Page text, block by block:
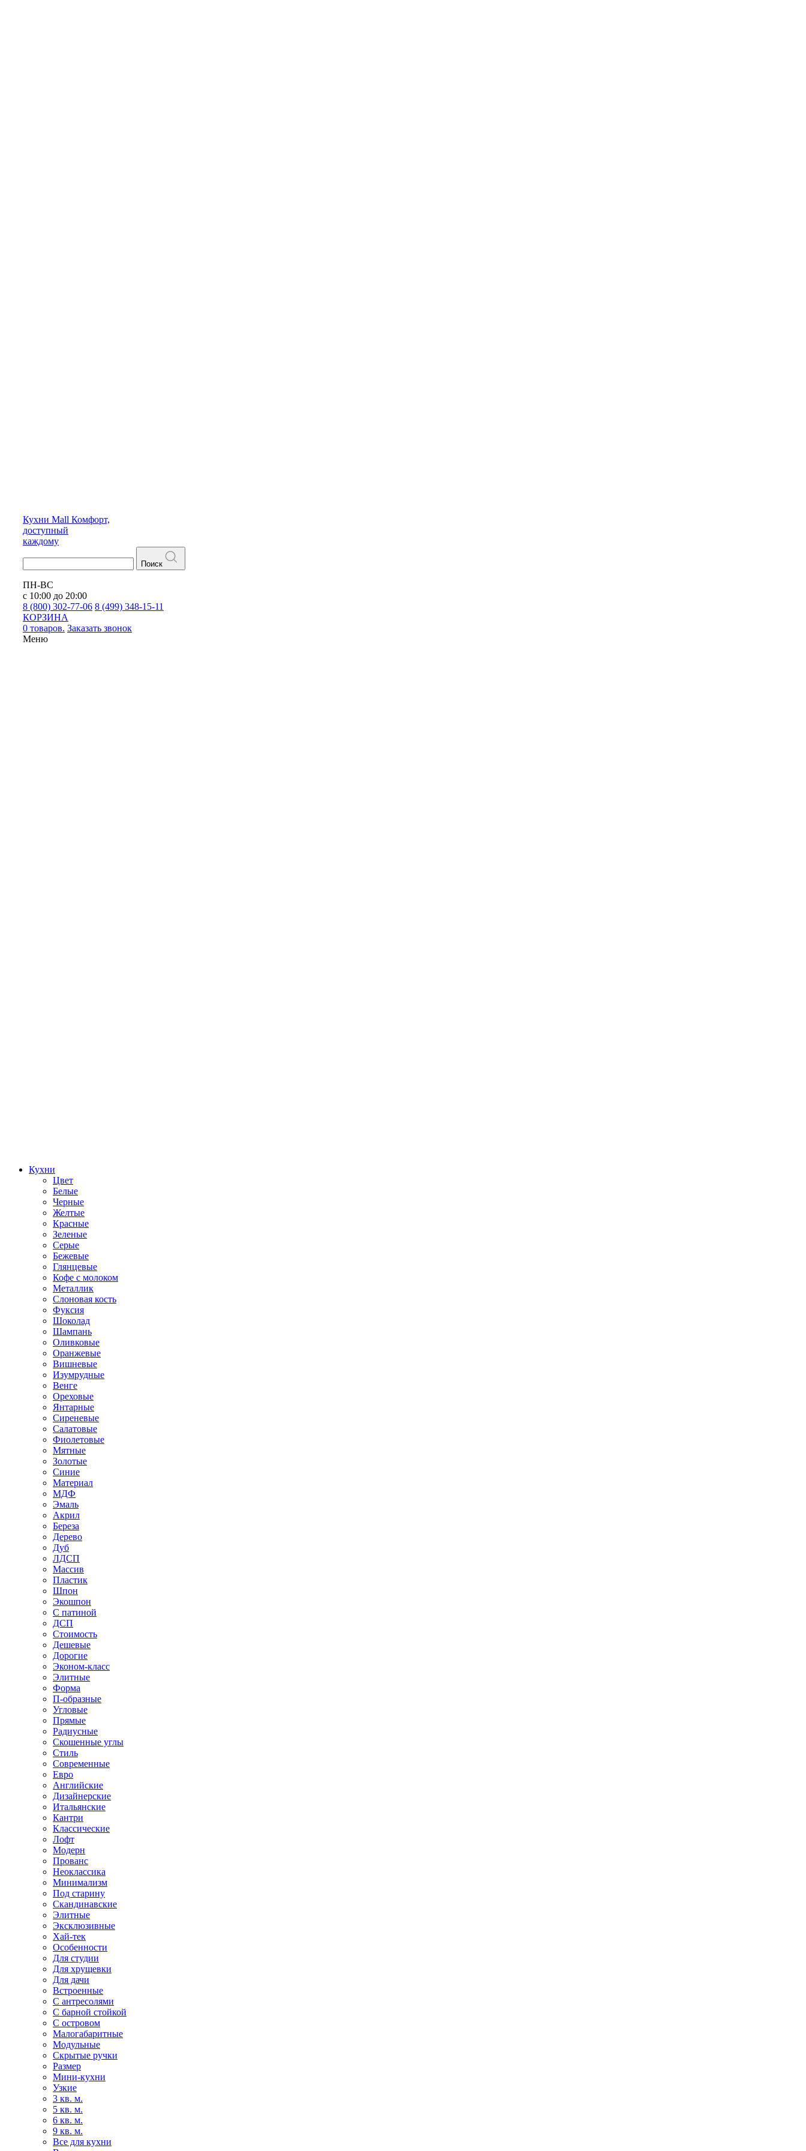
Кухни Mall Комфорт,
доступный
каждому
Поиск
ПН-ВС
с 10:00 до 20:00
8 (800) 302-77-06 8 (499) 348-15-11
КОРЗИНА
0 товаров. Заказать звонок
Меню
Кухни
Цвет
Белые
Черные
Желтые
Красные
Зеленые
Серые
Бежевые
Глянцевые
Кофе с молоком
Металлик
Слоновая кость
Фуксия
Шоколад
Шампань
Оливковые
Оранжевые
Вишневые
Изумрудные
Венге
Ореховые
Янтарные
Сиреневые
Салатовые
Фиолетовые
Мятные
Золотые
Синие
Материал
МДФ
Эмаль
Акрил
Береза
Дерево
Дуб
ЛДСП
Массив
Пластик
Шпон
Экошпон
С патиной
ДСП
Стоимость
Дешевые
Дорогие
Эконом-класс
Элитные
Форма
П-образные
Угловые
Прямые
Радиусные
Скошенные углы
Стиль
Современные
Евро
Английские
Дизайнерские
Итальянские
Кантри
Классические
Лофт
Модерн
Прованс
Неоклассика
Минимализм
Под старину
Скандинавские
Элитные
Эксклюзивные
Хай-тек
Особенности
Для студии
Для хрущевки
Для дачи
Встроенные
С антресолями
С барной стойкой
С островом
Малогабаритные
Модульные
Скрытые ручки
Размер
Мини-кухни
Узкие
3 кв. м.
5 кв. м.
6 кв. м.
9 кв. м.
Все для кухни